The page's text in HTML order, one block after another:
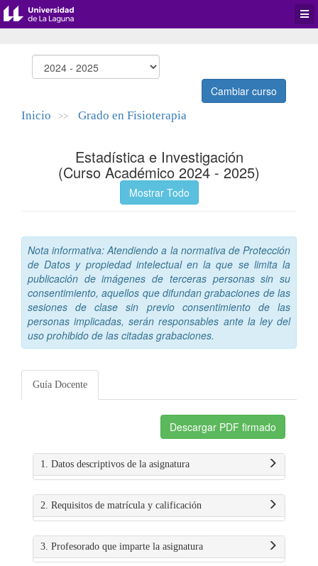
Cambiar curso
Inicio >> Grado en Fisioterapia
Estadística e Investigación
(Curso Académico 2024 - 2025)
Mostrar Todo
Nota informativa: Atendiendo a la normativa de Protección
de Datos y propiedad intelectual en la que se limita la
publicación de imágenes de terceras personas sin su
consentimiento, aquellos que difundan grabaciones de las
sesiones de clase sin previo consentimiento de las
personas implicadas, serán responsables ante la ley del
uso prohibido de las citadas grabaciones.
Guía Docente
Descargar PDF firmado
1. Datos descriptivos de la asignatura
2. Requisitos de matrícula y calificación
3. Profesorado que imparte la asignatura